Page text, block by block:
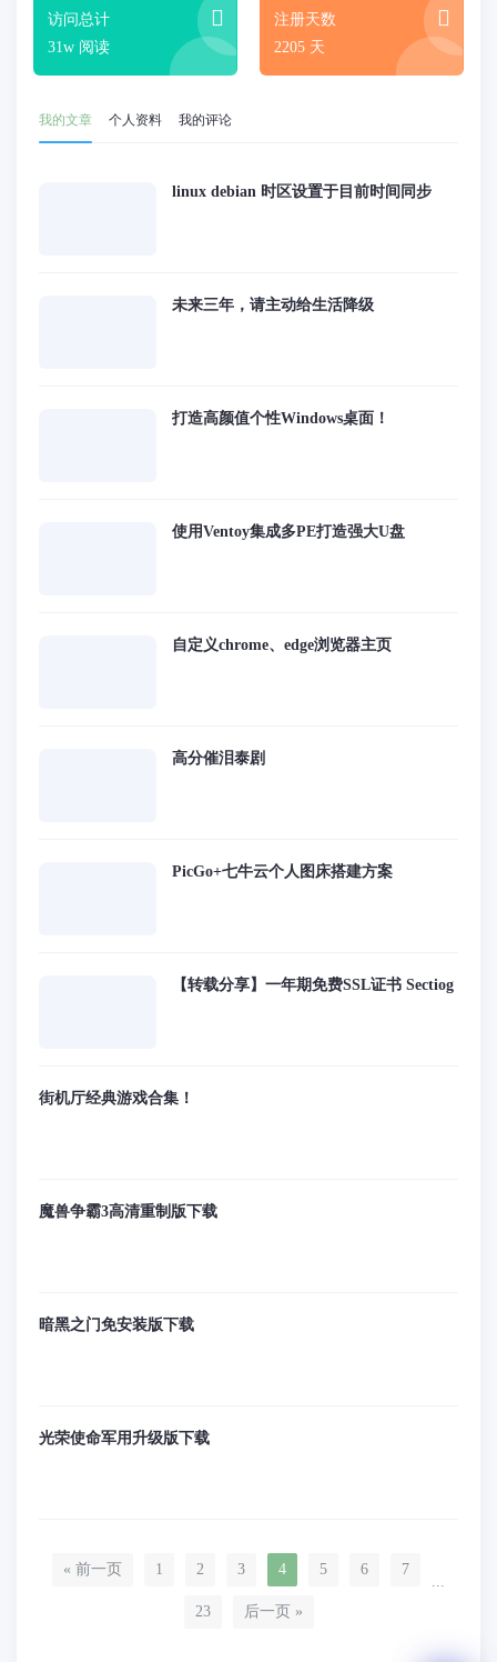
访问总计
31w 阅读
注册天数
2205 天
我的文章 个人资料 我的评论
linux debian 时区设置于目前时间同步
未来三年，请主动给生活降级
打造高颜值个性Windows桌面！
使用Ventoy集成多PE打造强大U盘
自定义chrome、edge浏览器主页
高分催泪泰剧
PicGo+七牛云个人图床搭建方案
【转载分享】一年期免费SSL证书 Sectiog
街机厅经典游戏合集！
魔兽争霸3高清重制版下载
暗黑之门免安装版下载
光荣使命军用升级版下载
« 前一页 1 2 3 4 5 6 7
23
后一页 »